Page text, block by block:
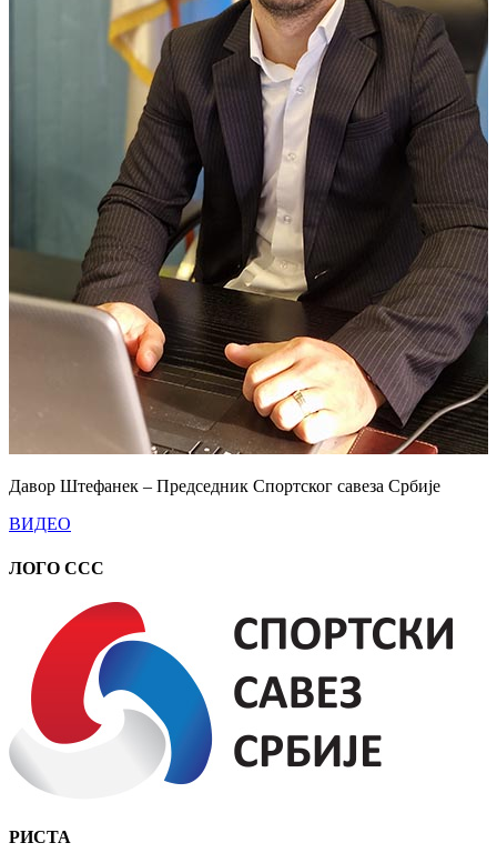
Давор Штефанек – Председник Спортског савеза Србије
ВИДЕО
ЛОГО ССС
РИСТА